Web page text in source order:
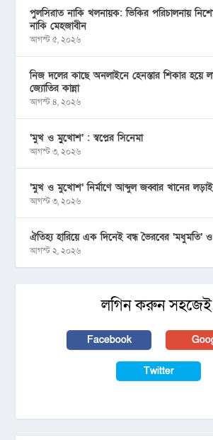
পুলসিরাত নাকি খলনায়ক: ভিকির পরিচালনায়
নাকি মেহজাবীন
আগস্ট ৫, ২০২৬
নিজ দলের কাছে অনলাইনে হেনস্তার শিকার হয়ে
জ্যোতির কান্না
আগস্ট ৪, ২০২৬
‘মুখ ও মু্খোশ’ : স্বপ্নের সিনেমা
আগস্ট ৩, ২০২৬
‘মুখ ও মুখোশ’ নির্মাণে আব্দুল জব্বার খানের লড়াই
আগস্ট ৩, ২০২৬
ঐতিহ্য হারিয়ে এক দিনেই বন্ধ ভৈরবের ‘মধুমতি’ ও
আগস্ট ২, ২০২৬
লগিন করুন
Facebook
Twitter